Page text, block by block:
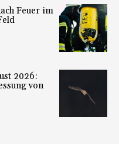
Feuer im
2026:
von